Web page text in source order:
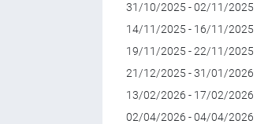
31/10/2025 - 02/11/2025
14/11/2025 - 16/11/2025
19/11/2025 - 22/11/2025
21/12/2025 - 31/01/2026
13/02/2026 - 17/02/2026
02/04/2026 - 04/04/2026